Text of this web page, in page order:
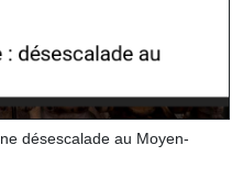
désescalade au Moyen-